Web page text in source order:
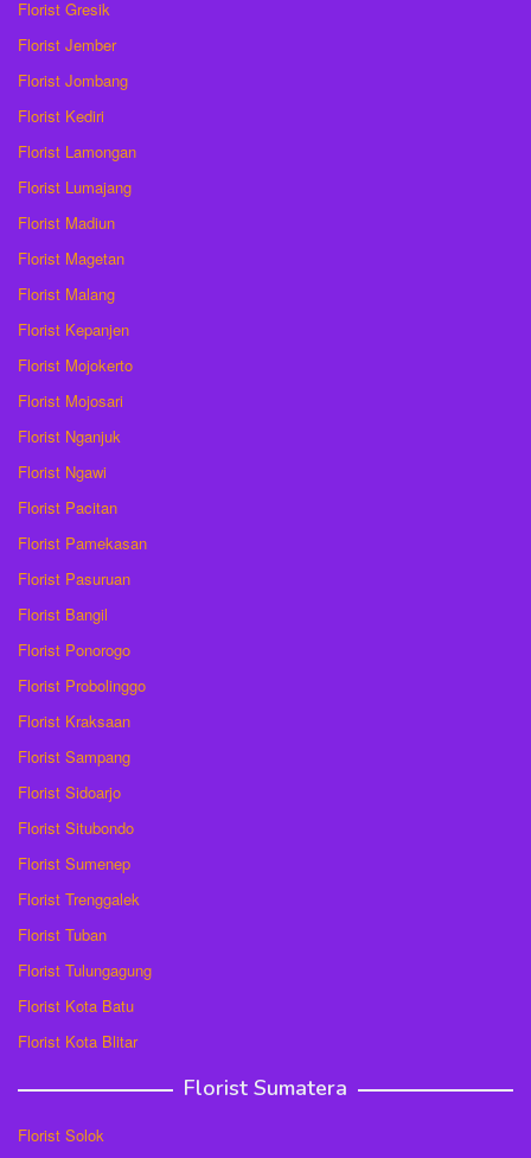
Florist Gresik
Florist Jember
Florist Jombang
Florist Kediri
Florist Lamongan
Florist Lumajang
Florist Madiun
Florist Magetan
Florist Malang
Florist Kepanjen
Florist Mojokerto
Florist Mojosari
Florist Nganjuk
Florist Ngawi
Florist Pacitan
Florist Pamekasan
Florist Pasuruan
Florist Bangil
Florist Ponorogo
Florist Probolinggo
Florist Kraksaan
Florist Sampang
Florist Sidoarjo
Florist Situbondo
Florist Sumenep
Florist Trenggalek
Florist Tuban
Florist Tulungagung
Florist Kota Batu
Florist Kota Blitar
Florist Sumatera
Florist Solok